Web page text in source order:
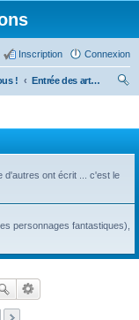
Connexion
Inscription
!
Entrée des artistes
d'autres ont écrit ... c'est le
personnages fantastiques),